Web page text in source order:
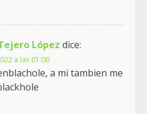
López dice:
a las 01:00
a mi tambien me